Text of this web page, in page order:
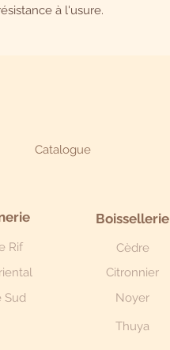
à l'usure.
Catalogue
Rif
Sud
Boissellerie
Cèdre
Citronnier
Noyer
Thuya